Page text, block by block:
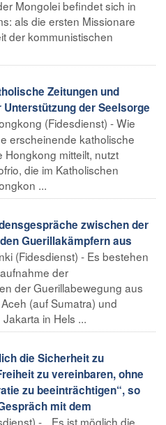
Mongolei befindet sich in
als die ersten Missionare
der kommunistischen
Zeitungen und
der Seelsorge
(Fidesdienst) - Wie
erscheinende katholische
Hongkong mitteilt, nutzt
die im Katholischen
...
zwischen der
Guerillakämpfern aus
(Fidesdienst) - Es bestehen
der
der Guerillabewegung aus
(auf Sumatra) und
in Hels ...
die Sicherheit zu
zu vereinbaren, ohne
zu beeinträchtigen“, so
mit dem
- „„Es ist möglich die